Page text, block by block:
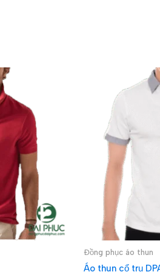
Đồng phục áo thun
Áo thun cổ trụ